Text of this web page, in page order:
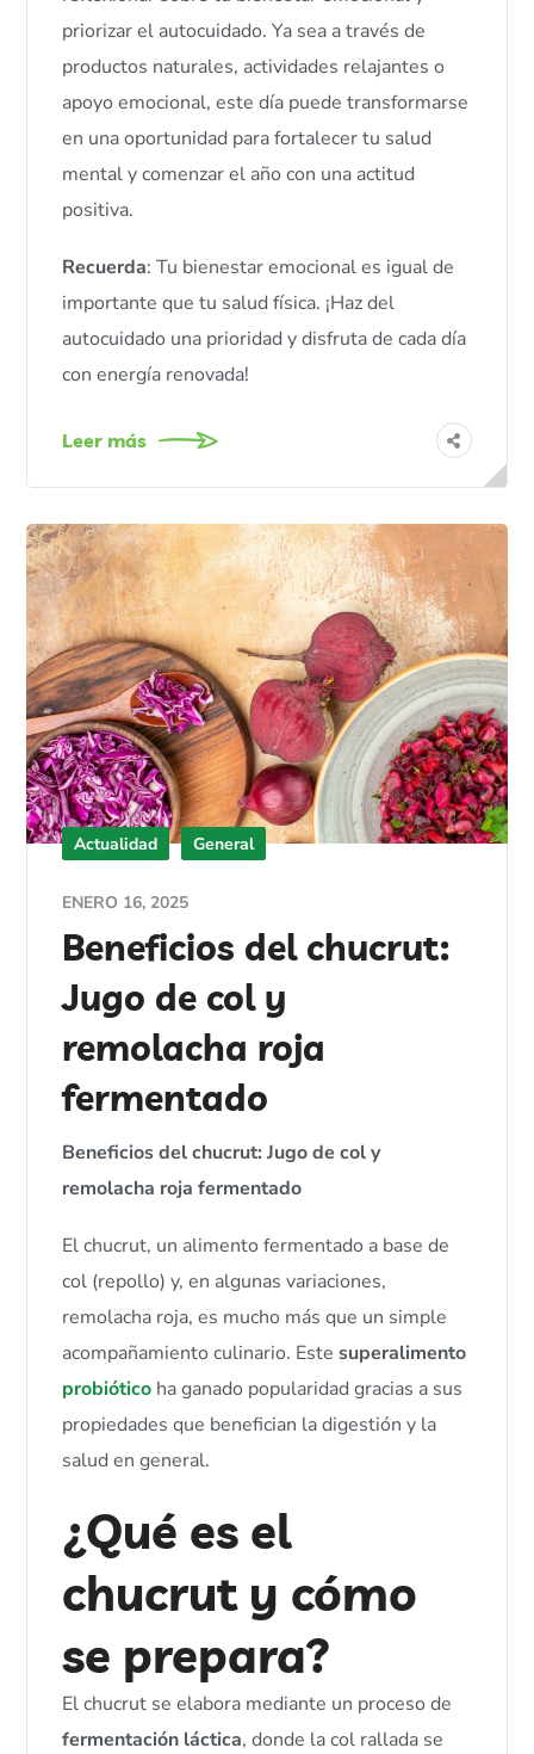
priorizar el autocuidado. Ya sea a través de
productos naturales, actividades relajantes o
apoyo emocional, este día puede transformarse
en una oportunidad para fortalecer tu salud
mental y comenzar el año con una actitud
positiva.
Recuerda: Tu bienestar emocional es igual de
importante que tu salud física. ¡Haz del
autocuidado una prioridad y disfruta de cada día
con energía renovada!
Leer más
Actualidad General
ENERO 16, 2025
Beneficios del chucrut:
Jugo de col y
remolacha roja
fermentado
Beneficios del chucrut: Jugo de col y
remolacha roja fermentado
El chucrut, un alimento fermentado a base de
col (repollo) y, en algunas variaciones,
remolacha roja, es mucho más que un simple
acompañamiento culinario. Estesuperalimento
probiótico ha ganado popularidad gracias a sus
propiedades que benefician la digestión y la
salud en general.
¿Qué es el
chucrut y cómo
se prepara?
El chucrut se elabora mediante un proceso de
fermentación láctica, donde la col rallada se